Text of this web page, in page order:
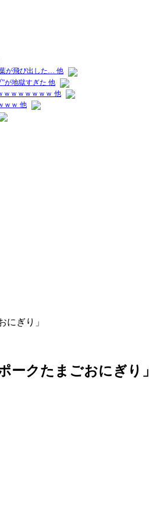
が飛び出した… 他
が地獄すぎた 他
ｗｗｗｗｗｗｗ 他
ｗｗ 他
にぎり」
ークたまごおにぎり」